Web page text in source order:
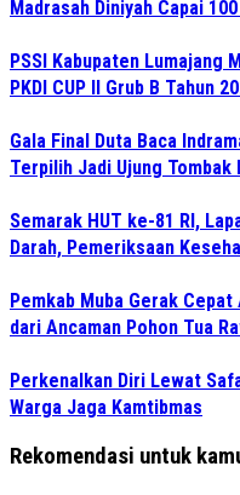
Madrasah Diniyah Capai
PSSI Kabupaten Lumajang
PKDI CUP II Grub B Tahun
Gala Final Duta Baca
Terpilih Jadi Ujung
Semarak HUT ke-81 RI,
Darah, Pemeriksaan
Pemkab Muba Gerak
dari Ancaman Pohon Tua
Perkenalkan Diri Lewat
Warga Jaga Kamtibmas
Rekomendasi untuk